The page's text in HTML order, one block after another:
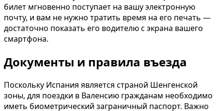
билет мгновенно поступает на вашу электронную
почту, и вам не нужно тратить время на его печать —
достаточно показать его водителю с экрана вашего
смартфона.
Документы и правила въезда
Поскольку Испания является страной Шенгенской
зоны, для поездки в Валенсию гражданам необходимо
иметь биометрический заграничный паспорт. Важно